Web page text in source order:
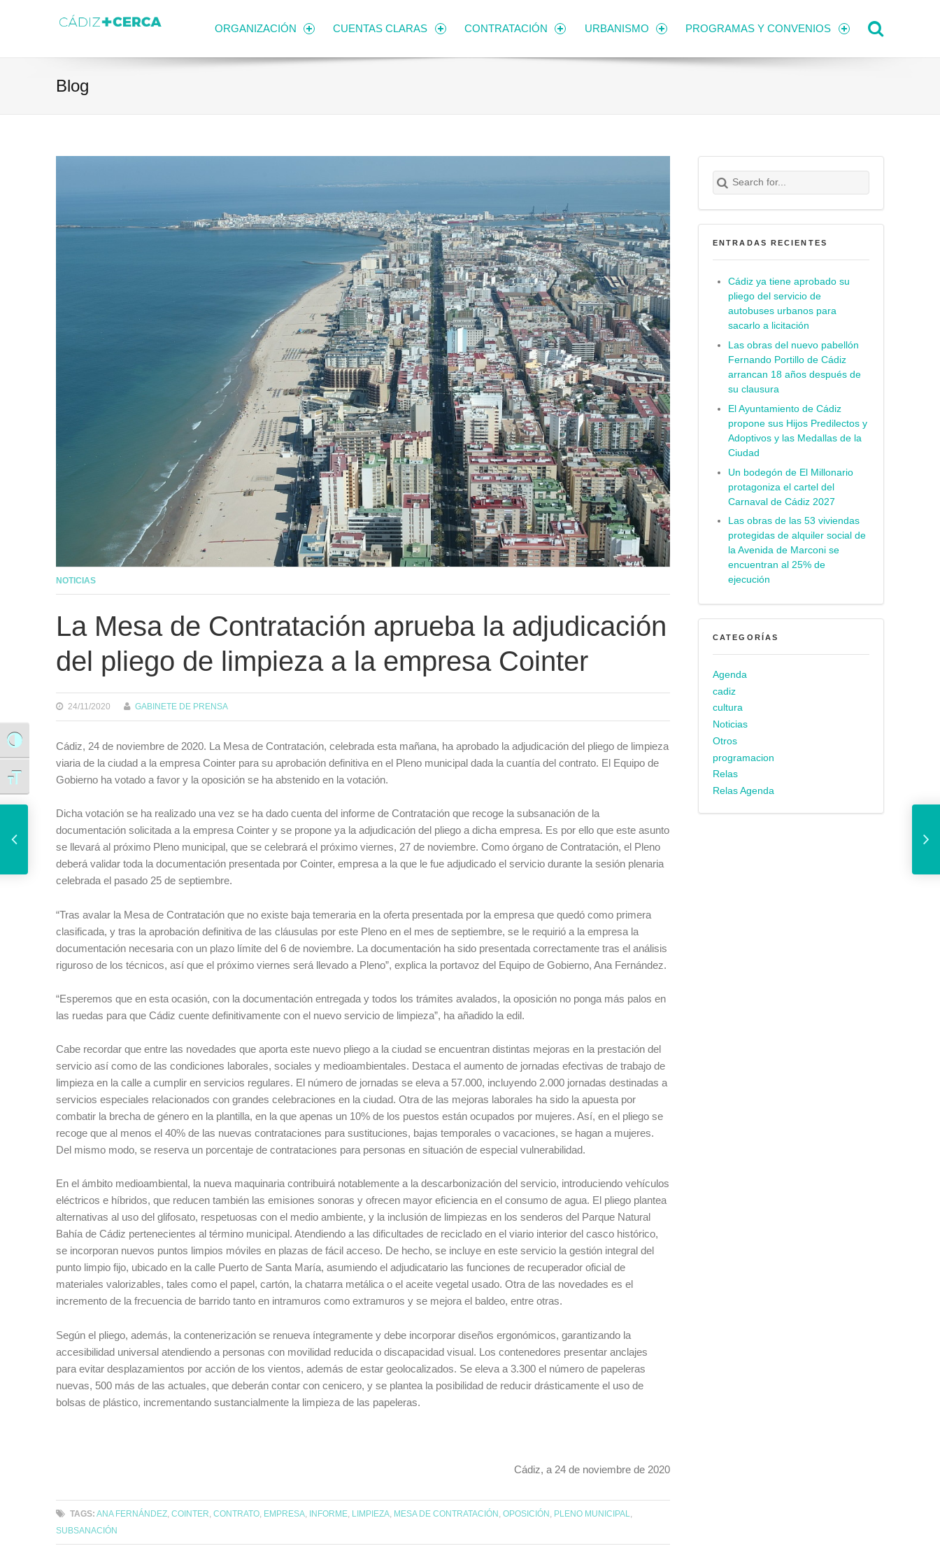
Alternar alto contraste
Alternar tamaño de letra
ORGANIZACIÓN CUENTAS CLARAS CONTRATACIÓN URBANISMO PROGRAMAS Y CONVENIOS
Blog
NOTICIAS
La Mesa de Contratación aprueba la adjudicación
del pliego de limpieza a la empresa Cointer
24/11/2020 GABINETE DE PRENSA
Cádiz, 24 de noviembre de 2020. La Mesa de Contratación, celebrada esta mañana, ha aprobado la adjudicación del pliego de limpieza
viaria de la ciudad a la empresa Cointer para su aprobación definitiva en el Pleno municipal dada la cuantía del contrato. El Equipo de
Gobierno ha votado a favor y la oposición se ha abstenido en la votación.
Dicha votación se ha realizado una vez se ha dado cuenta del informe de Contratación que recoge la subsanación de la
documentación solicitada a la empresa Cointer y se propone ya la adjudicación del pliego a dicha empresa. Es por ello que este asunto
se llevará al próximo Pleno municipal, que se celebrará el próximo viernes, 27 de noviembre. Como órgano de Contratación, el Pleno
deberá validar toda la documentación presentada por Cointer, empresa a la que le fue adjudicado el servicio durante la sesión plenaria
celebrada el pasado 25 de septiembre.
“Tras avalar la Mesa de Contratación que no existe baja temeraria en la oferta presentada por la empresa que quedó como primera
clasificada, y tras la aprobación definitiva de las cláusulas por este Pleno en el mes de septiembre, se le requirió a la empresa la
documentación necesaria con un plazo límite del 6 de noviembre. La documentación ha sido presentada correctamente tras el análisis
riguroso de los técnicos, así que el próximo viernes será llevado a Pleno”, explica la portavoz del Equipo de Gobierno, Ana Fernández.
“Esperemos que en esta ocasión, con la documentación entregada y todos los trámites avalados, la oposición no ponga más palos en
las ruedas para que Cádiz cuente definitivamente con el nuevo servicio de limpieza”, ha añadido la edil.
Cabe recordar que entre las novedades que aporta este nuevo pliego a la ciudad se encuentran distintas mejoras en la prestación del
servicio así como de las condiciones laborales, sociales y medioambientales. Destaca el aumento de jornadas efectivas de trabajo de
limpieza en la calle a cumplir en servicios regulares. El número de jornadas se eleva a 57.000, incluyendo 2.000 jornadas destinadas a
servicios especiales relacionados con grandes celebraciones en la ciudad. Otra de las mejoras laborales ha sido la apuesta por
combatir la brecha de género en la plantilla, en la que apenas un 10% de los puestos están ocupados por mujeres. Así, en el pliego se
recoge que al menos el 40% de las nuevas contrataciones para sustituciones, bajas temporales o vacaciones, se hagan a mujeres.
Del mismo modo, se reserva un porcentaje de contrataciones para personas en situación de especial vulnerabilidad.
En el ámbito medioambiental, la nueva maquinaria contribuirá notablemente a la descarbonización del servicio, introduciendo vehículos
eléctricos e híbridos, que reducen también las emisiones sonoras y ofrecen mayor eficiencia en el consumo de agua. El pliego plantea
alternativas al uso del glifosato, respetuosas con el medio ambiente, y la inclusión de limpiezas en los senderos del Parque Natural
Bahía de Cádiz pertenecientes al término municipal. Atendiendo a las dificultades de reciclado en el viario interior del casco histórico,
se incorporan nuevos puntos limpios móviles en plazas de fácil acceso. De hecho, se incluye en este servicio la gestión integral del
punto limpio fijo, ubicado en la calle Puerto de Santa María, asumiendo el adjudicatario las funciones de recuperador oficial de
materiales valorizables, tales como el papel, cartón, la chatarra metálica o el aceite vegetal usado. Otra de las novedades es el
incremento de la frecuencia de barrido tanto en intramuros como extramuros y se mejora el baldeo, entre otras.
Según el pliego, además, la contenerización se renueva íntegramente y debe incorporar diseños ergonómicos, garantizando la
accesibilidad universal atendiendo a personas con movilidad reducida o discapacidad visual. Los contenedores presentar anclajes
para evitar desplazamientos por acción de los vientos, además de estar geolocalizados. Se eleva a 3.300 el número de papeleras
nuevas, 500 más de las actuales, que deberán contar con cenicero, y se plantea la posibilidad de reducir drásticamente el uso de
bolsas de plástico, incrementando sustancialmente la limpieza de las papeleras.
Cádiz, a 24 de noviembre de 2020
TAGS: ANA FERNÁNDEZ ,COINTER ,CONTRATO EMPRESA INFORME LIMPIEZA MESA DE CONTRATACIÓN ,OPOSICIÓN PLENO MUNICIPAL
SUBSANACIÓN
Search for:
Buscar
ENTRADAS RECIENTES
Cádiz ya tiene aprobado su
pliego del servicio de
autobuses urbanos para
sacarlo a licitación
Las obras del nuevo pabellón
Fernando Portillo de Cádiz
arrancan 18 años después de
su clausura
El Ayuntamiento de Cádiz
propone sus Hijos Predilectos y
Adoptivos y las Medallas de la
Ciudad
Un bodegón de El Millonario
protagoniza el cartel del
Carnaval de Cádiz 2027
Las obras de las 53 viviendas
protegidas de alquiler social de
la Avenida de Marconi se
encuentran al 25% de
ejecución
CATEGORÍAS
Agenda
cadiz
cultura
Noticias
Otros
programacion
Relas
Relas Agenda
El IMD contrata la colocación de una nueva red de protección en el campo Manuel Irigoyen